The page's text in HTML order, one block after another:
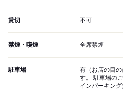
貸切 不可
禁煙・喫煙 全席禁煙
駐車場
有（お店の目
す。 駐車場の
インパーキング